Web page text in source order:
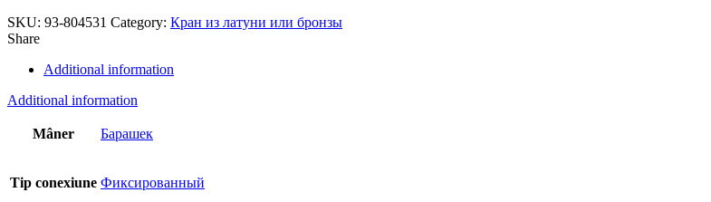
SKU: 93-804531 Category: Кран из латуни или бронзы
Share
Additional information
Additional information
Mâner Барашек
Tip conexiune Фиксированный